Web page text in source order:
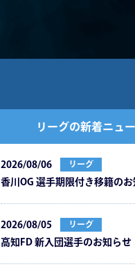
リーグの新着ニュ
2026/08/06 リーグ
⾹川OG 選⼿期限付き移籍の
2026/08/05 リーグ
⾼知FD 新⼊団選⼿のお知らせ